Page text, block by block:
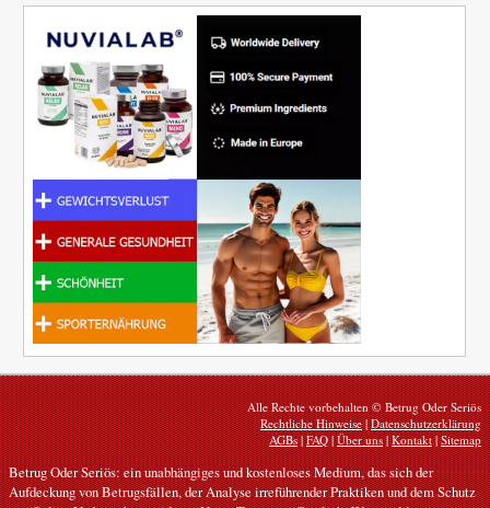
Alle Rechte vorbehalten © Betrug Oder Seriös
Rechtliche Hinweise|Datenschutzerklärung
AGBs|FAQ|Über uns|Kontakt|Sitemap
Betrug Oder Seriös: ein unabhängiges und kostenloses Medium, das sich der
Aufdeckung von Betrugsfällen, der Analyse irreführender Praktiken und dem Schutz